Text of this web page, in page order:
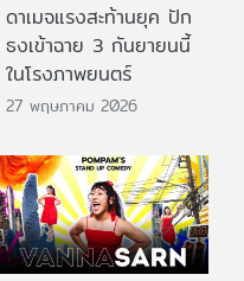
ดาเมจแรงสะท้านยุค ปัก
ธงเข้าฉาย 3 กันยายนนี้
ในโรงภาพยนตร์
27 พฤษภาคม 2026